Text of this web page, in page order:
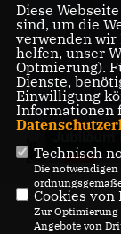
Diese
sind, um die
verwenden wir
helfen, unser
Optmierung).
Dienste,
Einwilligung
Informationen
Technisch
Die
Cookies
Zur Optimierung
Angebote von